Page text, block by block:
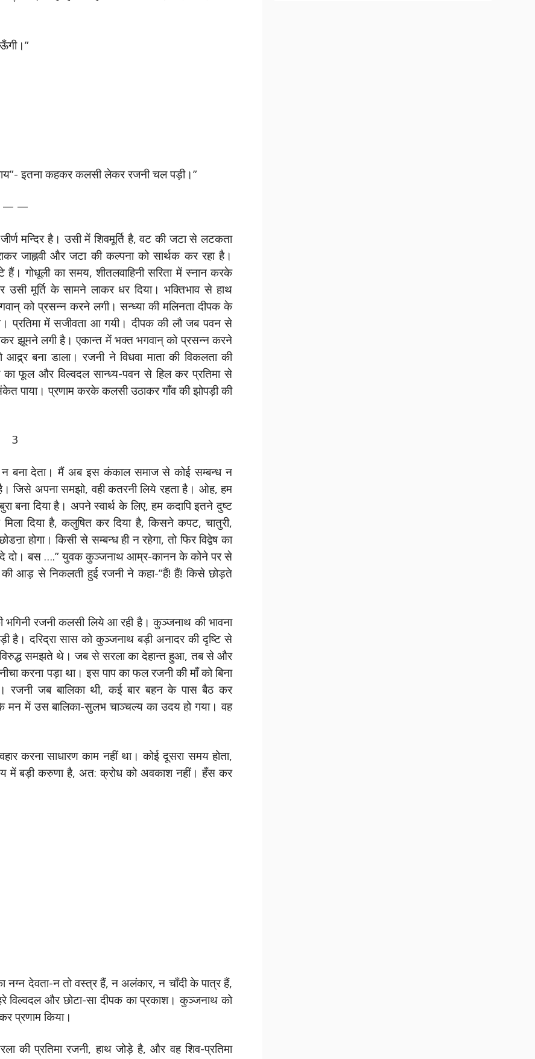
इतना कहकर कलसी लेकर रजनी चल पड़ी।”
— —
मन्दिर है। उसी में शिवमूर्ति है, वट की जटा से लटकता
जाह्नवी और जटा की कल्पना को सार्थक कर रहा है।
गोधूली का समय, शीतलवाहिनी सरिता में स्नान करके
मूर्ति के सामने लाकर धर दिया। भक्तिभाव से हाथ
को प्रसन्न करने लगी। सन्ध्या की मलिनता दीपक के
प्रतिमा में सजीवता आ गयी। दीपक की लौ जब पवन से
झूमने लगी है। एकान्त में भक्त भगवान् को प्रसन्न करने
बना डाला। रजनी ने विधवा माता की विकलता की
फूल और विल्वदल सान्ध्य-पवन से हिल कर प्रतिमा से
पाया। प्रणाम करके कलसी उठाकर गाँव की झोपड़ी की
3
न बना देता। मैं अब इस कंकाल समाज से कोई सम्बन्ध न
जिसे अपना समझो, वही कतरनी लिये रहता है। ओह, हम
बना दिया है। अपने स्वार्थ के लिए, हम कदापि इतने दुष्ट
दिया है, कलुषित कर दिया है, किसने कपट, चातुरी,
होगा। किसी से सम्बन्ध ही न रहेगा, तो फिर विद्वेष का
दो। बस ….” युवक कुञ्जनाथ आम्र-कानन के कोने पर से
आड़ से निकलती हुई रजनी ने कहा-”हैं! हैं! किसे छोड़ते
रजनी कलसी लिये आ रही है। कुञ्जनाथ की भावना
है। दरिद्रा सास को कुञ्जनाथ बड़ी अनादर की दृष्टि से
समझते थे। जब से सरला का देहान्त हुआ, तब से और
करना पड़ा था। इस पाप का फल रजनी की माँ को बिना
रजनी जब बालिका थी, कई बार बहन के पास बैठ कर
में उस बालिका-सुलभ चाञ्चल्य का उदय हो गया। वह
करना साधारण काम नहीं था। कोई दूसरा समय होता,
में बड़ी करुणा है, अत: क्रोध को अवकाश नहीं। हँस कर
देवता-न तो वस्त्र हैं, न अलंकार, न चाँदी के पात्र हैं,
विल्वदल और छोटा-सा दीपक का प्रकाश। कुञ्जनाथ को
प्रणाम किया।
की प्रतिमा रजनी, हाथ जोड़े है, और वह शिव-प्रतिमा